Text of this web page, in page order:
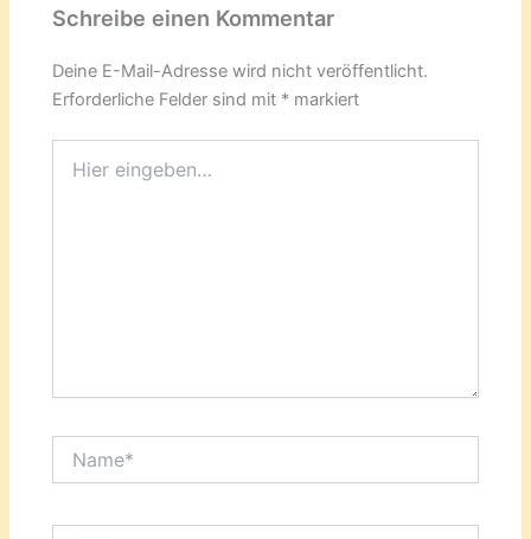
Schreibe einen Kommentar
Deine E-Mail-Adresse wird nicht veröffentlicht.
Erforderliche Felder sind mit * markiert
eingeben…